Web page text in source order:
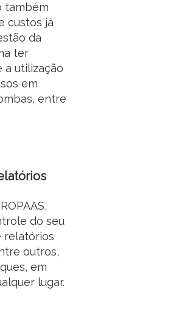
também
custos já
da
ter
utilização
em
entre
do seu
relatórios
outros,
em
lugar.